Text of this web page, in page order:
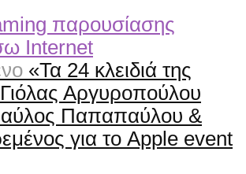
«Τα 24 κλειδιά της
Αργυροπούλου
Παπαπαύλου &
για το Apple event